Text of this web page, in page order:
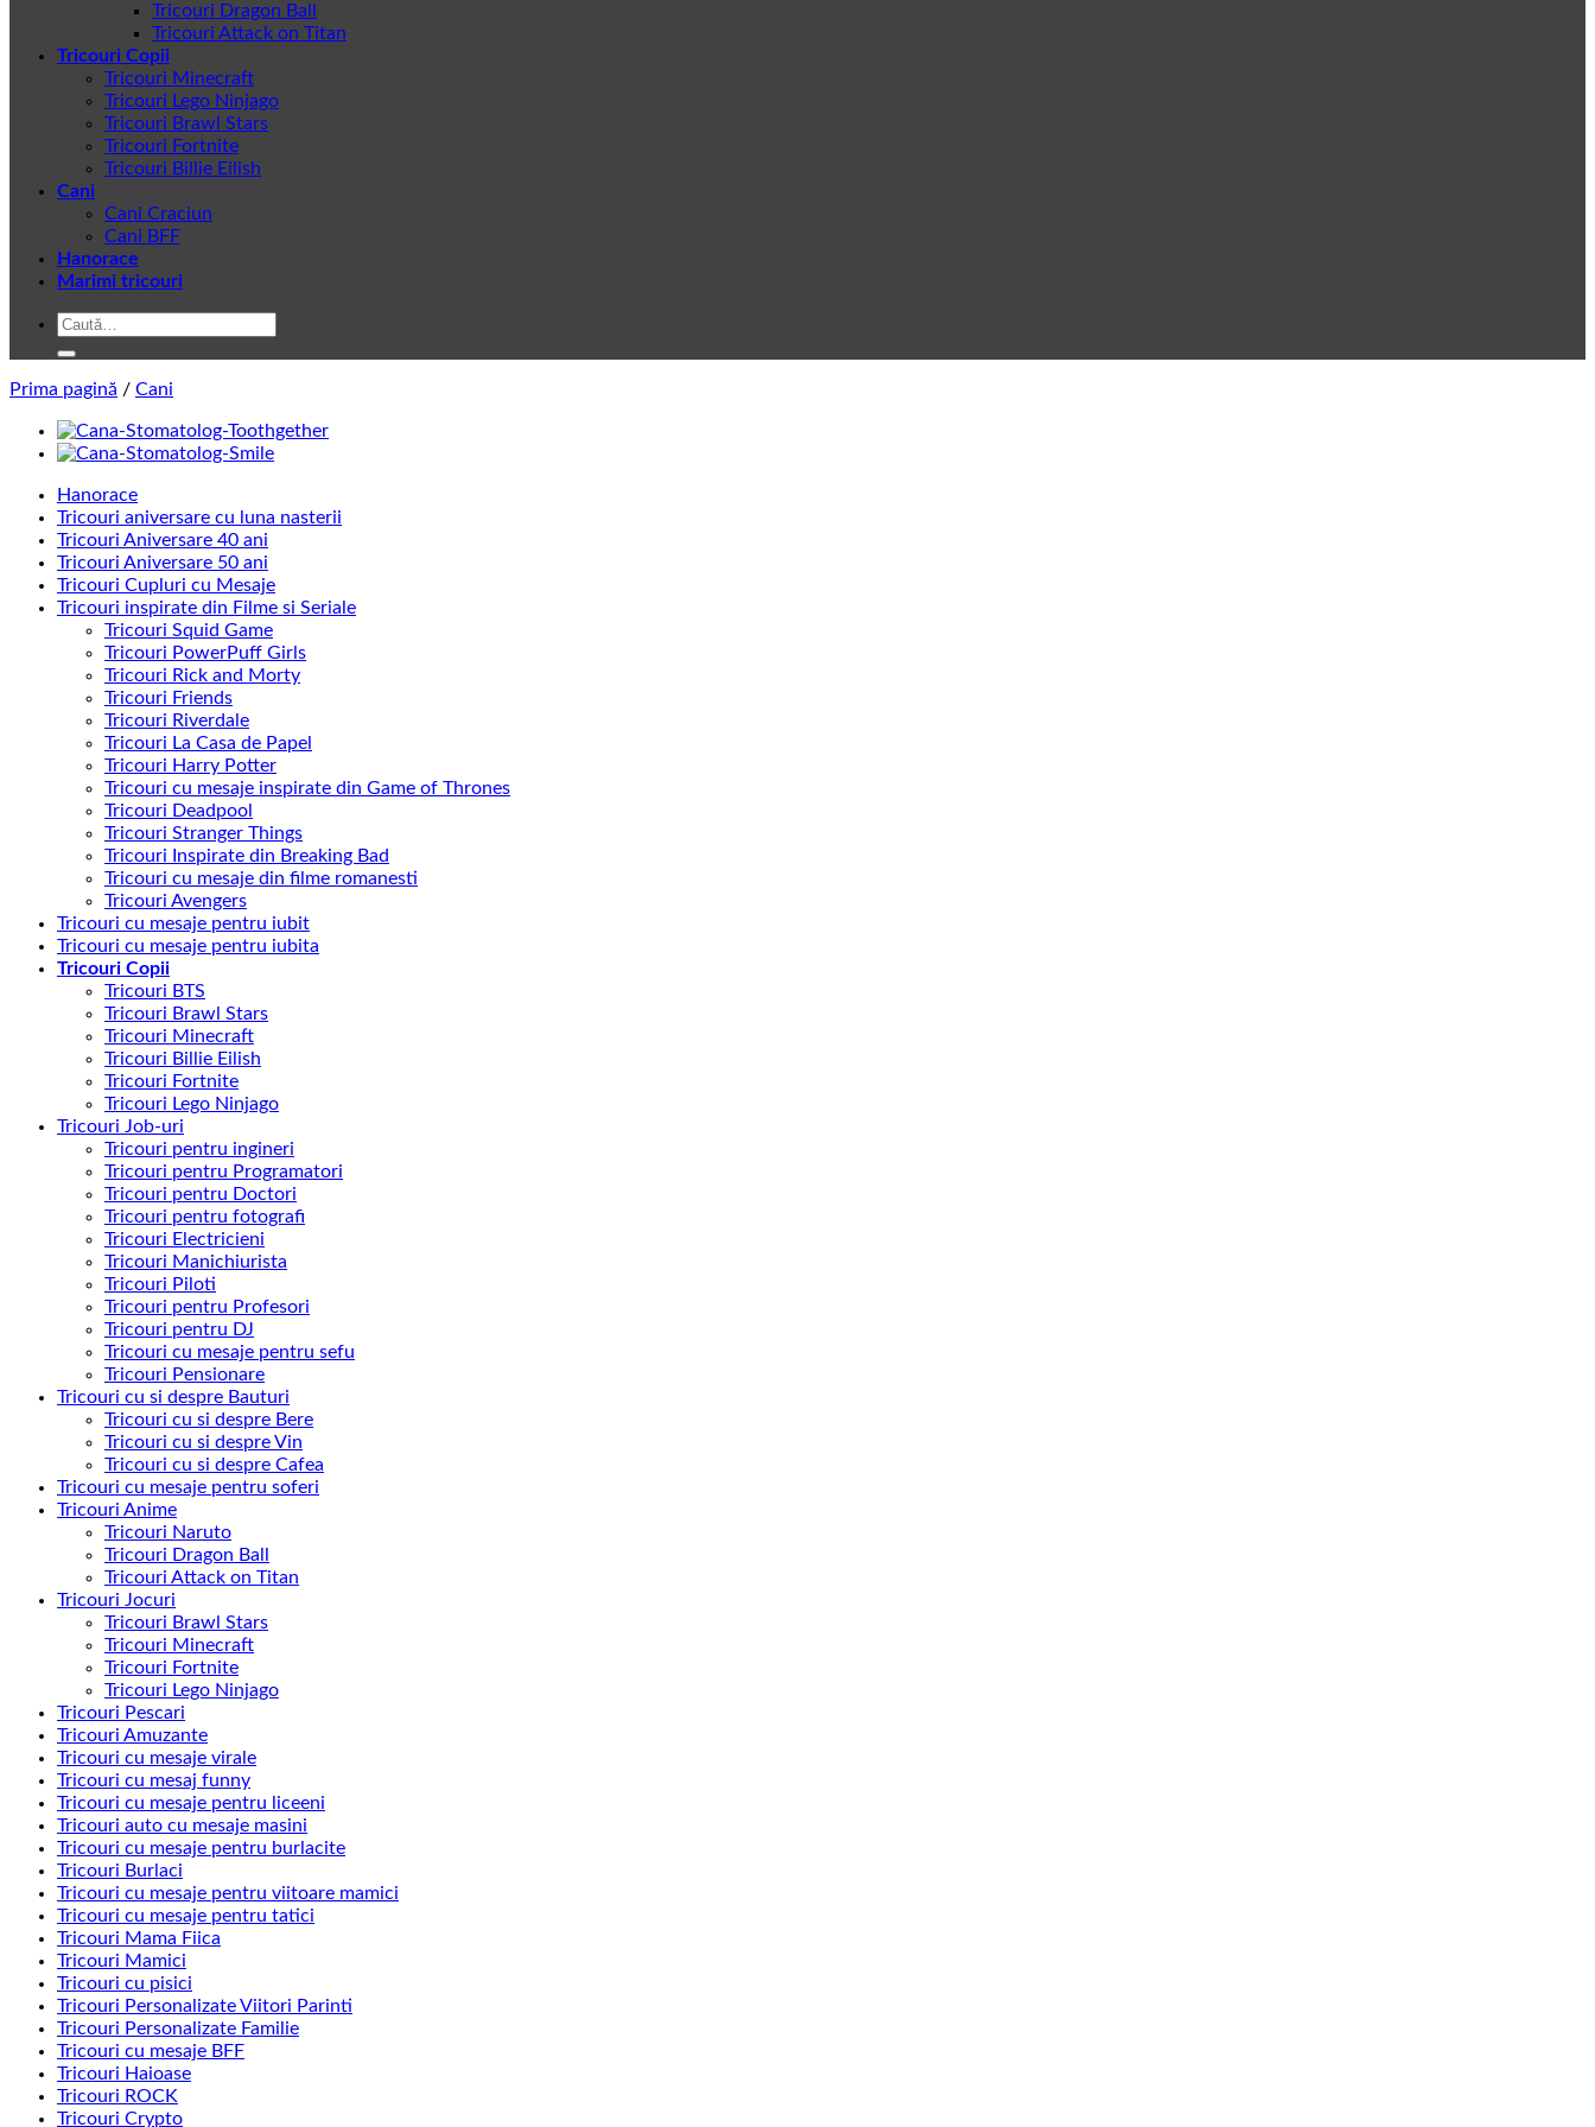
Tricouri Dragon Ball
Tricouri Attack on Titan
Tricouri Copii
Tricouri Minecraft
Tricouri Lego Ninjago
Tricouri Brawl Stars
Tricouri Fortnite
Tricouri Billie Eilish
Cani
Cani Craciun
Cani BFF
Hanorace
Marimi tricouri
Caută
Prima pagină / Cani
Hanorace
Tricouri aniversare cu luna nasterii
Tricouri Aniversare 40 ani
Tricouri Aniversare 50 ani
Tricouri Cupluri cu Mesaje
Tricouri inspirate din Filme si Seriale
Tricouri Squid Game
Tricouri PowerPuff Girls
Tricouri Rick and Morty
Tricouri Friends
Tricouri Riverdale
Tricouri La Casa de Papel
Tricouri Harry Potter
Tricouri cu mesaje inspirate din Game of Thrones
Tricouri Deadpool
Tricouri Stranger Things
Tricouri Inspirate din Breaking Bad
Tricouri cu mesaje din filme romanesti
Tricouri Avengers
Tricouri cu mesaje pentru iubit
Tricouri cu mesaje pentru iubita
Tricouri Copii
Tricouri BTS
Tricouri Brawl Stars
Tricouri Minecraft
Tricouri Billie Eilish
Tricouri Fortnite
Tricouri Lego Ninjago
Tricouri Job-uri
Tricouri pentru ingineri
Tricouri pentru Programatori
Tricouri pentru Doctori
Tricouri pentru fotografi
Tricouri Electricieni
Tricouri Manichiurista
Tricouri Piloti
Tricouri pentru Profesori
Tricouri pentru DJ
Tricouri cu mesaje pentru sefu
Tricouri Pensionare
Tricouri cu si despre Bauturi
Tricouri cu si despre Bere
Tricouri cu si despre Vin
Tricouri cu si despre Cafea
Tricouri cu mesaje pentru soferi
Tricouri Anime
Tricouri Naruto
Tricouri Dragon Ball
Tricouri Attack on Titan
Tricouri Jocuri
Tricouri Brawl Stars
Tricouri Minecraft
Tricouri Fortnite
Tricouri Lego Ninjago
Tricouri Pescari
Tricouri Amuzante
Tricouri cu mesaje virale
Tricouri cu mesaj funny
Tricouri cu mesaje pentru liceeni
Tricouri auto cu mesaje masini
Tricouri cu mesaje pentru burlacite
Tricouri Burlaci
Tricouri cu mesaje pentru viitoare mamici
Tricouri cu mesaje pentru tatici
Tricouri Mama Fiica
Tricouri Mamici
Tricouri cu pisici
Tricouri Personalizate Viitori Parinti
Tricouri Personalizate Familie
Tricouri cu mesaje BFF
Tricouri Haioase
Tricouri ROCK
Tricouri Crypto